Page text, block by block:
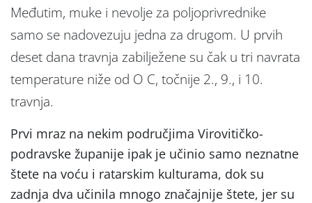
Međutim, muke i nevolje za poljoprivrednike
samo se nadovezuju jedna za drugom. U prvih
deset dana travnja zabilježene su čak u tri navrata
temperature niže od O C, točnije 2., 9., i 10.
travnja.
Prvi mraz na nekim područjima Virovitičko-
podravske županije ipak je učinio samo neznatne
štete na voću i ratarskim kulturama, dok su
zadnja dva učinila mnogo značajnije štete, jer su